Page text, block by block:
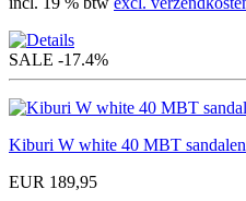
SALE -17.4%
Kiburi W white 40 MBT sandalen
EUR 189,95